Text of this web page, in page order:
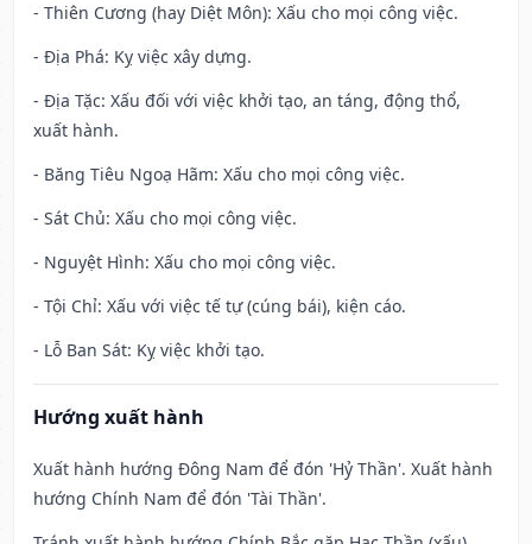
- Thiên Cương (hay Diệt Môn): Xấu cho mọi công việc.
- Địa Phá: Kỵ việc xây dựng.
- Địa Tặc: Xấu đối với việc khởi tạo, an táng, động thổ,
xuất hành.
- Băng Tiêu Ngoạ Hãm: Xấu cho mọi công việc.
- Sát Chủ: Xấu cho mọi công việc.
- Nguyệt Hình: Xấu cho mọi công việc.
- Tội Chỉ: Xấu với việc tế tự (cúng bái), kiện cáo.
- Lỗ Ban Sát: Kỵ việc khởi tạo.
Hướng xuất hành
Xuất hành hướng Đông Nam để đón 'Hỷ Thần'. Xuất hành
hướng Chính Nam để đón 'Tài Thần'.